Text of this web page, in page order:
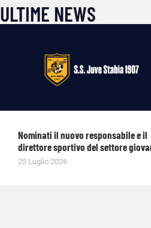
ULTIME NEWS
Nominati il nuovo responsabile e il
direttore sportivo del settore
25 Luglio 2026